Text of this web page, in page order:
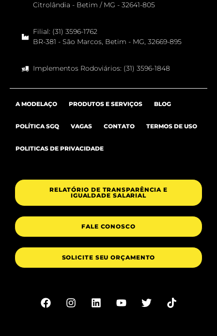
Citrolândia - Betim / MG - 32641-805
Filial: (31) 3596-1762
BR-381 - São Marcos, Betim - MG, 32669-895
Implementos Rodoviários: (31) 3596-1848
A MODELAÇO PRODUTOS E SERVIÇOS BLOG
POLÍTICA SGQ VAGAS CONTATO TERMOS DE USO
POLITICAS DE PRIVACIDADE
RELATÓRIO DE TRANSPARÊNCIA E
IGUALDADE SALARIAL
FALE CONOSCO
SOLICITE SEU ORÇAMENTO